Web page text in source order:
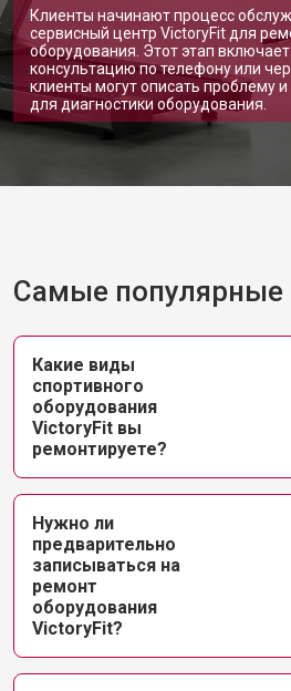
Клиенты начинают процесс
сервисный центр VictoryFit для
оборудования. Этот этап
консультацию по телефону или
клиенты могут описать проблему
для диагностики оборудования.
Самые популярные
Какие виды
спортивного
оборудования
VictoryFit вы
ремонтируете?
Нужно ли
предварительно
записываться на
ремонт
оборудования
VictoryFit?